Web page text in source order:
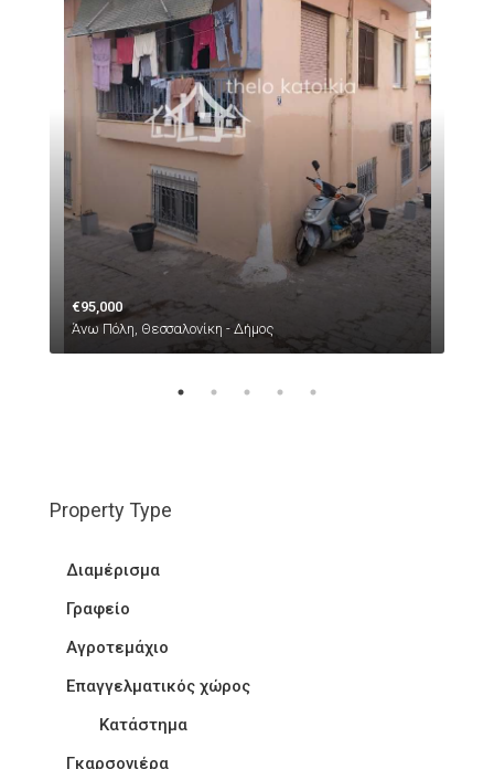
€95,000
Άνω Πόλη, Θεσσαλονίκη - Δήμος
Property Type
Διαμέρισμα
Γραφείο
Αγροτεμάχιο
Επαγγελματικός χώρος
Κατάστημα
Γκαρσονιέρα